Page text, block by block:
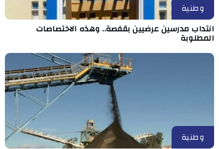
وطنية
انتداب مدرسين عرضيين بقفصة.. وهذه الاختصاصات
المطلوبة
وطنية